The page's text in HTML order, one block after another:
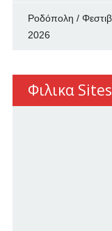
Ροδόπολη /
2026
Φιλικα Sites